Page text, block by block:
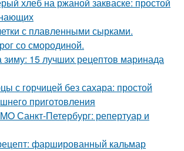
с плавленными сырками.
со смородиной.
зиму: 15 лучших рецептов маринада
с горчицей без сахара: простой
приготовления
Санкт-Петербург: репертуар и
фаршированный кальмар